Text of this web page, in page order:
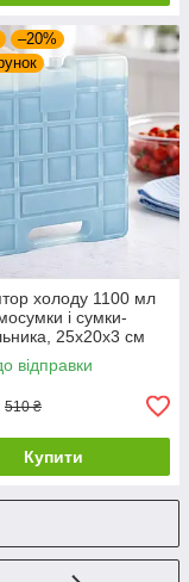
–20%
холоду 1100 мл
і сумки-
25x20x3 см
відправки
510 ₴
Купити